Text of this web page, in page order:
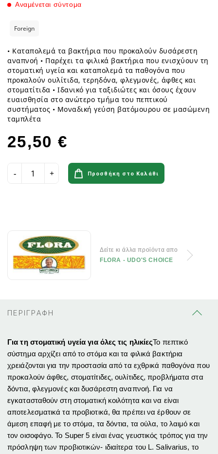
Αναμένεται σύντομα
Foreign
• Καταπολεμά τα βακτήρια που προκαλούν δυσάρεστη
αναπνοή • Παρέχει τα φιλικά βακτήρια που ενισχύουν τη
στοματική υγεία και καταπολεμά τα παθογόνα που
προκαλούν ουλίτιδα, τερηδόνα, φλεγμονές, άφθες και
στοματίτιδα • Ιδανικό για ταξιδιώτες και όσους έχουν
ευαισθησία στο ανώτερο τμήμα του πεπτικού
συστήματος • Μοναδική γεύση βατόμουρου σε μασώμενη
ταμπλέτα
25,50 €
Προσθήκη στο Καλάθι
Δείτε κι άλλα προϊόντα απο
FLORA - UDO'S CHOICE
ΠΕΡΙΓΡΑΦΗ
Για τη στοματική υγεία για όλες τις ηλικίεςΤο πεπτικό
σύστημα αρχίζει από το στόμα και τα φιλικά βακτήρια
χρειάζονται για την προστασία από τα εχθρικά παθογόνα που
προκαλούν άφθες, στοματίτιδες, ουλίτιδες, προβλήματα στα
δόντια, φλεγμονές και δυσάρεστη αναπνοή. Για να
εγκατασταθούν στη στοματική κοιλότητα και να είναι
αποτελεσματικά τα προβιοτικά, θα πρέπει να έρθουν σε
άμεση επαφή με το στόμα, τα δόντια, τα ούλα, το λαιμό και
τον οισοφάγο. Το Super 5 είναι ένας γευστικός τρόπος για την
πρόσληψη των προβιοτικών- ιδιαίτερα του L. Salivarius, το